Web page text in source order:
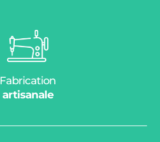
Fabrication
artisanale